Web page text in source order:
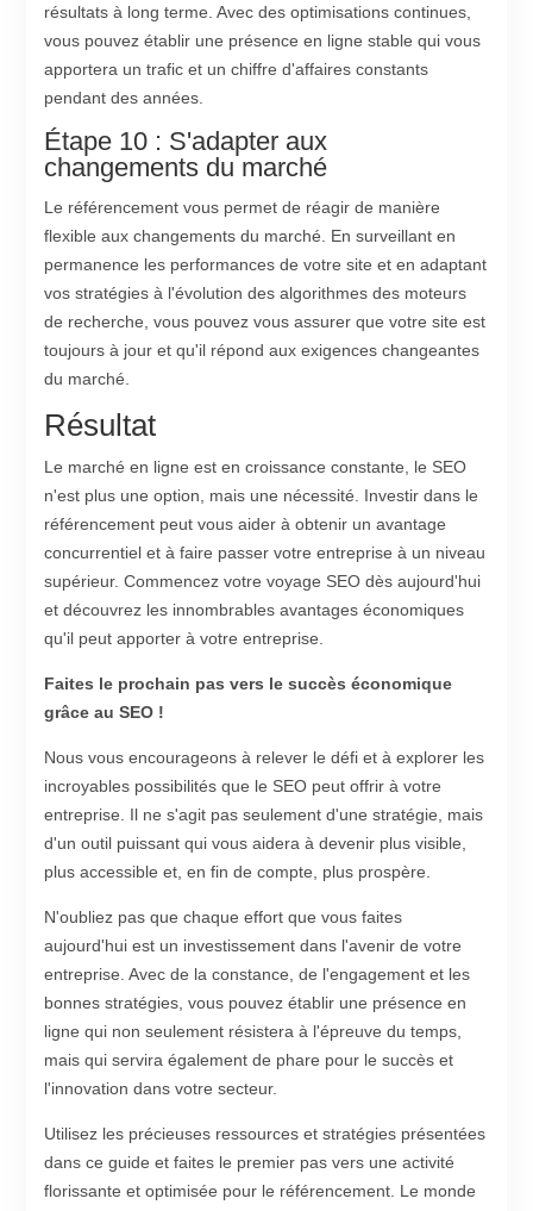
résultats à long terme. Avec des optimisations continues,
vous pouvez établir une présence en ligne stable qui vous
apportera un trafic et un chiffre d'affaires constants
pendant des années.
Étape 10 : S'adapter aux
changements du marché
Le référencement vous permet de réagir de manière
flexible aux changements du marché. En surveillant en
permanence les performances de votre site et en adaptant
vos stratégies à l'évolution des algorithmes des moteurs
de recherche, vous pouvez vous assurer que votre site est
toujours à jour et qu'il répond aux exigences changeantes
du marché.
Résultat
Le marché en ligne est en croissance constante, le SEO
n'est plus une option, mais une nécessité. Investir dans le
référencement peut vous aider à obtenir un avantage
concurrentiel et à faire passer votre entreprise à un niveau
supérieur. Commencez votre voyage SEO dès aujourd'hui
et découvrez les innombrables avantages économiques
qu'il peut apporter à votre entreprise.
Faites le prochain pas vers le succès économique
grâce au SEO !
Nous vous encourageons à relever le défi et à explorer les
incroyables possibilités que le SEO peut offrir à votre
entreprise. Il ne s'agit pas seulement d'une stratégie, mais
d'un outil puissant qui vous aidera à devenir plus visible,
plus accessible et, en fin de compte, plus prospère.
N'oubliez pas que chaque effort que vous faites
aujourd'hui est un investissement dans l'avenir de votre
entreprise. Avec de la constance, de l'engagement et les
bonnes stratégies, vous pouvez établir une présence en
ligne qui non seulement résistera à l'épreuve du temps,
mais qui servira également de phare pour le succès et
l'innovation dans votre secteur.
Utilisez les précieuses ressources et stratégies présentées
dans ce guide et faites le premier pas vers une activité
florissante et optimisée pour le référencement. Le monde